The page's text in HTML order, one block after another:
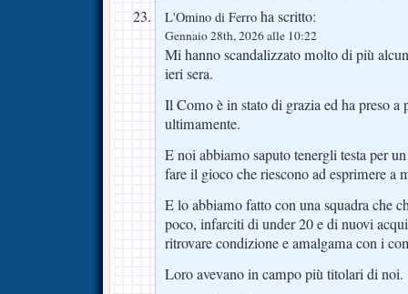
L'Omino di Ferro ha scritto:
Gennaio 28th, 2026 alle 10:22
Mi hanno scandalizzato molto di più
ieri sera.
Il Como è in stato di grazia ed ha preso a
ultimamente.
E noi abbiamo saputo tenergli testa per
fare il gioco che riescono ad esprimere a
E lo abbiamo fatto con una squadra che
poco, infarciti di under 20 e di nuovi
ritrovare condizione e amalgama con i
Loro avevano in campo più titolari di noi.